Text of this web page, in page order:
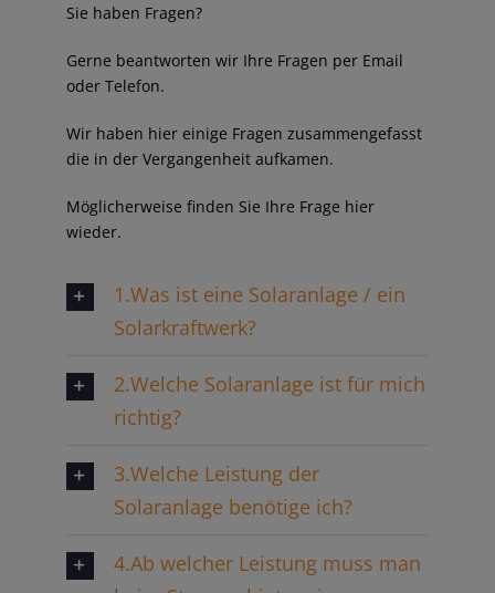
Sie haben Fragen?
Gerne beantworten wir Ihre Fragen per Email
oder Telefon.
Wir haben hier einige Fragen zusammengefasst
die in der Vergangenheit aufkamen.
Möglicherweise finden Sie Ihre Frage hier
wieder.
1.Was ist eine Solaranlage / ein
Solarkraftwerk?
2.Welche Solaranlage ist für mich
richtig?
3.Welche Leistung der
Solaranlage benötige ich?
4.Ab welcher Leistung muss man